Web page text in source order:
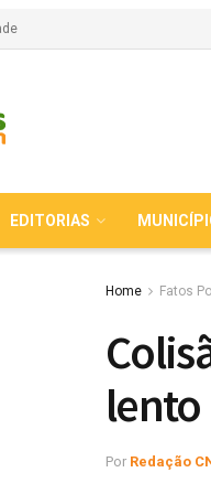
EDITORIAS
Home Fatos
Por Redação